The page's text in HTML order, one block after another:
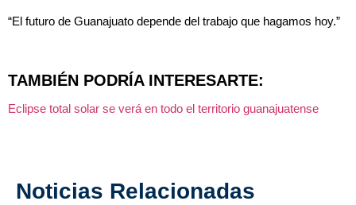
“El futuro de Guanajuato depende del trabajo que hagamos hoy.”
TAMBIÉN PODRÍA INTERESARTE:
Eclipse total solar se verá en todo el territorio guanajuatense
Noticias Relacionadas